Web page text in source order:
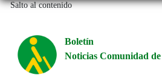
Salto al contenido
Boletín
Noticias Comunidad